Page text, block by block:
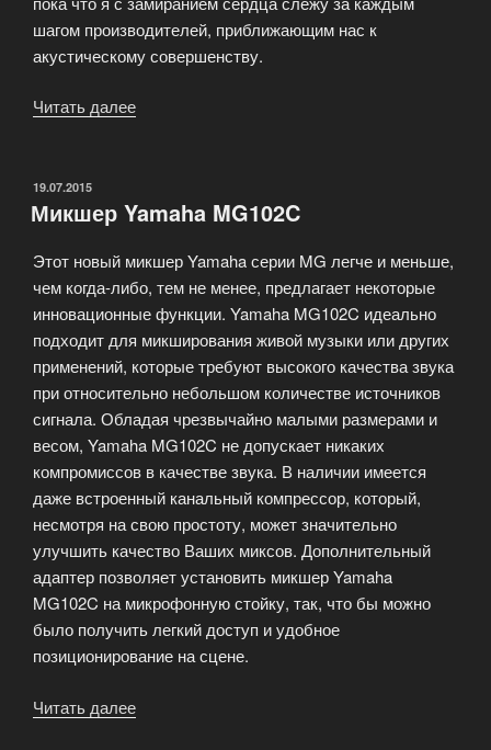
шагом производителей, приближающим нас к
акустическому совершенству.
Читать далее
VSS-
ОПУБЛИКОВАНО
19.07.2015
Микшер Yamaha MG102C
Этот новый микшер Yamaha серии MG легче и меньше,
чем когда-либо, тем не менее, предлагает некоторые
инновационные функции. Yamaha MG102C идеально
подходит для микширования живой музыки или других
применений, которые требуют высокого качества звука
при относительно небольшом количестве источников
сигнала. Обладая чрезвычайно малыми размерами и
весом, Yamaha MG102C не допускает никаких
компромиссов в качестве звука. В наличии имеется
даже встроенный канальный компрессор, который,
несмотря на свою простоту, может значительно
улучшить качество Ваших миксов. Дополнительный
адаптер позволяет установить микшер Yamaha
MG102C на микрофонную стойку, так, что бы можно
было получить легкий доступ и удобное
позиционирование на сцене.
Читать далее